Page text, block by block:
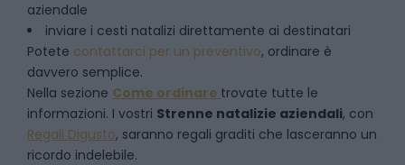
aziendale
inviare i cesti natalizi direttamente ai destinatari
Potete contattarci per un preventivo, ordinare è
davvero semplice.
Nella sezione Come ordinare trovate tutte le
informazioni. I vostri Strenne natalizie aziendali, con
Regali Digusto, saranno regali graditi che lasceranno un
ricordo indelebile.